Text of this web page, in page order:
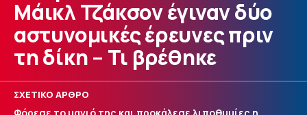
Μάικλ Τζάκσον έγιναν δύο
αστυνομικές έρευνες πριν
τη δίκη – Τι βρέθηκε
ΣΧΕΤΙΚΟ ΑΡΘΡΟ